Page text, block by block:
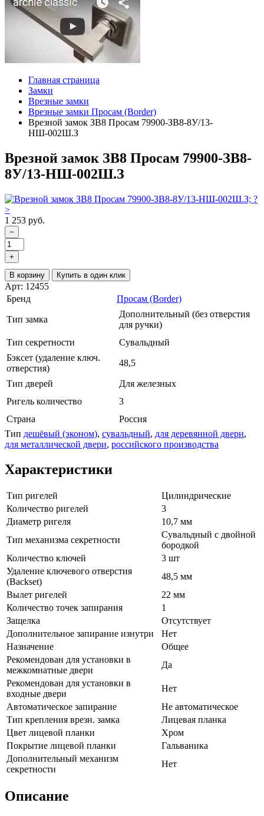
Главная страница
Замки
Врезные замки
Врезные замки Просам (Border)
Врезной замок ЗВ8 Просам 79900-ЗВ8-8У/13-
НШ-002Ш.З
Врезной замок ЗВ8 Просам 79900-ЗВ8-
8У/13-НШ-002Ш.З
1 253 руб.
−
+
В корзину Купить в один клик
Арт: 12455
Бренд
Просам (Border)
Тип замка
Дополнительный (без отверстия
для ручки)
Тип секретности
Сувальдный
Бэксет (удаление ключ.
отверстия)
48,5
Тип дверей
Для железных
Ригель количество
3
Страна
Россия
Тип дешёвый (эконом), сувальдный, для деревянной двери,
для металлической двери, российского производства
Характеристики
Тип ригелей
Цилиндрические
Количество ригелей
3
Диаметр ригеля
10,7 мм
Тип механизма секретности
Сувальдный с двойной
бородкой
Количество ключей
3 шт
Удаление ключевого отверстия
(Backset)
48,5 мм
Вылет ригелей
22 мм
Количество точек запирания
1
Защелка
Отсутствует
Дополнительное запирание изнутри
Нет
Назначение
Общее
Рекомендован для установки в
межкомнатные двери
Да
Рекомендован для установки в
входные двери
Нет
Автоматическое запирание
Не автоматическое
Тип крепления врезн. замка
Лицевая планка
Цвет лицевой планки
Хром
Покрытие лицевой планки
Гальваника
Дополнительный механизм
секретности
Нет
Описание